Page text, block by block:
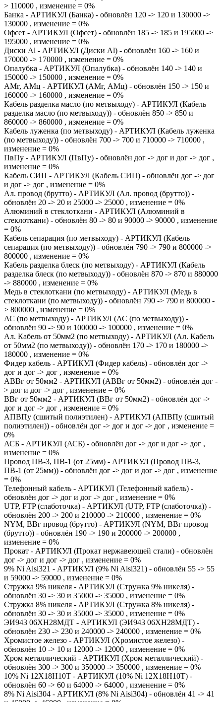
> 110000 , изменение = 0%
Банка - АРТИКУЛ (Банка) - обновлён 120 -> 120 и 130000 ->
130000 , изменение = 0%
Офсет - АРТИКУЛ (Офсет) - обновлён 185 -> 185 и 195000 ->
195000 , изменение = 0%
Диски Al - АРТИКУЛ (Диски Al) - обновлён 160 -> 160 и
170000 -> 170000 , изменение = 0%
Опалубка - АРТИКУЛ (Опалубка) - обновлён 140 -> 140 и
150000 -> 150000 , изменение = 0%
АМг, АМц - АРТИКУЛ (АМг, АМц) - обновлён 150 -> 150 и
160000 -> 160000 , изменение = 0%
Кабель разделка масло (по метвыходу) - АРТИКУЛ (Кабель
разделка масло (по метвыходу)) - обновлён 850 -> 850 и
860000 -> 860000 , изменение = 0%
Кабель луженка (по метвыходу) - АРТИКУЛ (Кабель луженка
(по метвыходу)) - обновлён 700 -> 700 и 710000 -> 710000 ,
изменение = 0%
ПвПу - АРТИКУЛ (ПвПу) - обновлён дог -> дог и дог -> дог ,
изменение = 0%
Кабель СИП - АРТИКУЛ (Кабель СИП) - обновлён дог -> дог
и дог -> дог , изменение = 0%
Ал. провод (брутто) - АРТИКУЛ (Ал. провод (брутто)) -
обновлён 20 -> 20 и 25000 -> 25000 , изменение = 0%
Алюминий в стеклоткани - АРТИКУЛ (Алюминий в
стеклоткани) - обновлён 80 -> 80 и 90000 -> 90000 , изменение
= 0%
Кабель сепарация (по метвыходу) - АРТИКУЛ (Кабель
сепарация (по метвыходу)) - обновлён 790 -> 790 и 800000 ->
800000 , изменение = 0%
Кабель разделка блеск (по метвыходу) - АРТИКУЛ (Кабель
разделка блеск (по метвыходу)) - обновлён 870 -> 870 и 880000
-> 880000 , изменение = 0%
Медь в стеклоткани (по метвыходу) - АРТИКУЛ (Медь в
стеклоткани (по метвыходу)) - обновлён 790 -> 790 и 800000 -
> 800000 , изменение = 0%
АС (по метвыходу) - АРТИКУЛ (АС (по метвыходу)) -
обновлён 90 -> 90 и 100000 -> 100000 , изменение = 0%
Ал. Кабель от 50мм2 (по метвыходу) - АРТИКУЛ (Ал. Кабель
от 50мм2 (по метвыходу)) - обновлён 170 -> 170 и 180000 ->
180000 , изменение = 0%
Фидер кабель - АРТИКУЛ (Фидер кабель) - обновлён дог ->
дог и дог -> дог , изменение = 0%
АВВг от 50мм2 - АРТИКУЛ (АВВг от 50мм2) - обновлён дог -
> дог и дог -> дог , изменение = 0%
ВВг от 50мм2 - АРТИКУЛ (ВВг от 50мм2) - обновлён дог ->
дог и дог -> дог , изменение = 0%
АПВПу (сшитый полиэтилен) - АРТИКУЛ (АПВПу (сшитый
полиэтилен)) - обновлён дог -> дог и дог -> дог , изменение =
0%
АСБ - АРТИКУЛ (АСБ) - обновлён дог -> дог и дог -> дог ,
изменение = 0%
Провод ПВ-3, ПВ-1 (от 25мм) - АРТИКУЛ (Провод ПВ-3,
ПВ-1 (от 25мм)) - обновлён дог -> дог и дог -> дог , изменение
= 0%
Телефонный кабель - АРТИКУЛ (Телефонный кабель) -
обновлён дог -> дог и дог -> дог , изменение = 0%
UTP, FTP (слаботочка) - АРТИКУЛ (UTP, FTP (слаботочка)) -
обновлён 200 -> 200 и 210000 -> 210000 , изменение = 0%
NYM, ВВг провод (брутто) - АРТИКУЛ (NYM, ВВг провод
(брутто)) - обновлён 190 -> 190 и 200000 -> 200000 ,
изменение = 0%
Прокат - АРТИКУЛ (Прокат нержавеющей стали) - обновлён
дог -> дог и дог -> дог , изменение = 0%
9% Ni Aisi321 - АРТИКУЛ (9% Ni Aisi321) - обновлён 55 -> 55
и 59000 -> 59000 , изменение = 0%
Стружка 9% никеля - АРТИКУЛ (Стружка 9% никеля) -
обновлён 30 -> 30 и 35000 -> 35000 , изменение = 0%
Стружка 8% никеля - АРТИКУЛ (Стружка 8% никеля) -
обновлён 30 -> 30 и 35000 -> 35000 , изменение = 0%
ЭИ943 06ХН28МДТ - АРТИКУЛ (ЭИ943 06ХН28МДТ) -
обновлён 230 -> 230 и 240000 -> 240000 , изменение = 0%
Хромистое железо - АРТИКУЛ (Хромистое железо) -
обновлён 10 -> 10 и 12000 -> 12000 , изменение = 0%
Хром металлический - АРТИКУЛ (Хром металлический) -
обновлён 300 -> 300 и 350000 -> 350000 , изменение = 0%
10% Ni 12Х18Н10Т - АРТИКУЛ (10% Ni 12Х18Н10Т) -
обновлён 60 -> 60 и 64000 -> 64000 , изменение = 0%
8% Ni Aisi304 - АРТИКУЛ (8% Ni Aisi304) - обновлён 41 -> 41